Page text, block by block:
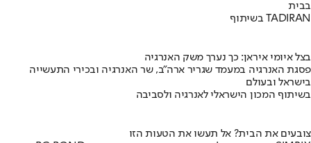
בבית
בשיתוף TADIRAN
בצל איומי איראן: כך נערך משק האנרגיה
פסגת האנרגיה במעמד שגריר ארה"ב, שר האנרגיה ובכירי התעשייה
בישראל ובעולם
בשיתוף המכון הישראלי לאנרגיה ולסביבה
צובעים את הבית? אל תעשו את הטעות הזו